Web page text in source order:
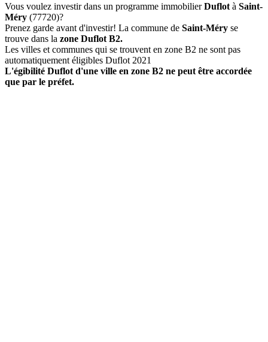
Vous voulez investir dans un programme immobilierDuflot à Saint-
Méry (77720)?
Prenez garde avant d'investir! La commune de Saint-Méry se
trouve dans la zone Duflot B2.
Les villes et communes qui se trouvent en zone B2 ne sont pas
automatiquement éligibles Duflot 2021
L'égibilité Duflot d'une ville en zone B2 ne peut être accordée
que par le préfet.